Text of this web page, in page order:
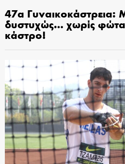
47α Γυναικοκάστρεια:
δυστυχώς… χωρίς φώτα
κάστρο!